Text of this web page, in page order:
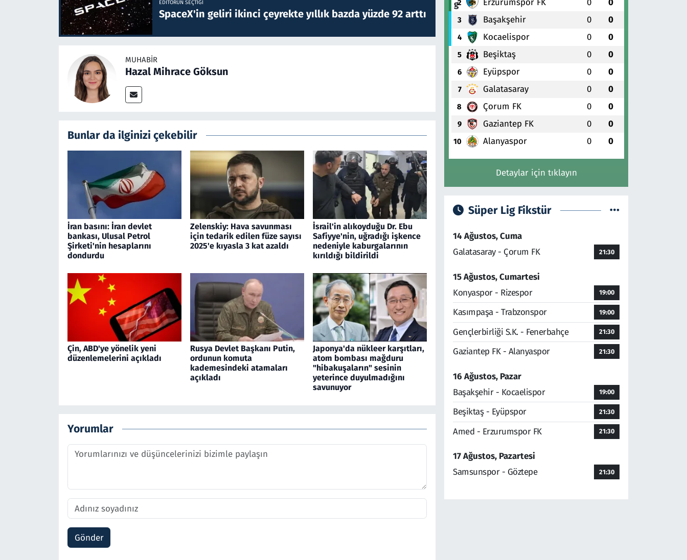
EDITÖRÜN SEÇTIĞI
SpaceX'in geliri ikinci çeyrekte yıllık bazda yüzde 92 arttı
MUHABIR
Hazal Mihrace Göksun
Bunlar da ilginizi çekebilir
İran basını: İran devlet
bankası, Ulusal Petrol
Şirketi'nin hesaplarını
dondurdu
Zelenskiy: Hava savunması
için tedarik edilen füze sayısı
2025'e kıyasla 3 kat azaldı
İsrail'in alıkoyduğu Dr. Ebu
Safiyye'nin, uğradığı işkence
nedeniyle kaburgalarının
kırıldığı bildirildi
Çin, ABD'ye yönelik yeni
düzenlemelerini açıkladı
Rusya Devlet Başkanı Putin,
ordunun komuta
kademesindeki atamaları
açıkladı
Japonya'da nükleer karşıtları,
atom bombası mağduru
"hibakuşaların" sesinin
yeterince duyulmadığını
savunuyor
Yorumlar
Gönder
2 Erzurumspor FK 0 0
3 Başakşehir 0 0
4 Kocaelispor 0 0
5 Beşiktaş 0 0
6 Eyüpspor 0 0
7 Galatasaray 0 0
8 Çorum FK 0 0
9 Gaziantep FK 0 0
10 Alanyaspor 0 0
Detaylar için tıklayın
Süper Lig Fikstür
14 Ağustos, Cuma
Galatasaray - Çorum FK
21:30
15 Ağustos, Cumartesi
Konyaspor - Rizespor
19:00
Kasımpaşa - Trabzonspor 19:00
Gençlerbirliği S.K. - Fenerbahçe 21:30
Gaziantep FK - Alanyaspor 21:30
16 Ağustos, Pazar
Başakşehir - Kocaelispor
19:00
Beşiktaş - Eyüpspor 21:30
Amed - Erzurumspor FK 21:30
17 Ağustos, Pazartesi
Samsunspor - Göztepe
21:30